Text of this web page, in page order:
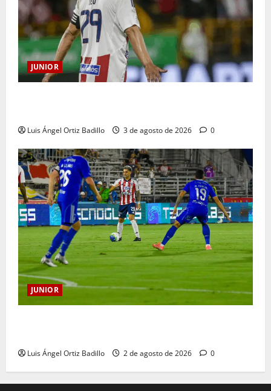
JUNIOR
Luis Ángel Ortiz Badillo 3 de agosto de 2026 0
JUNIOR
Luis Ángel Ortiz Badillo 2 de agosto de 2026 0